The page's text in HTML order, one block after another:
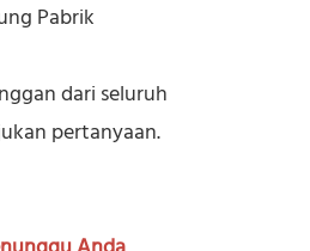
Pabrik
dari seluruh
pertanyaan.